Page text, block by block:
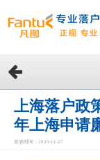
网
站
首
页
留
上海落户政
年上海申请
发表时间：2025-11-27